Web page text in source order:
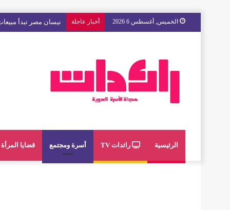
الخميس, أغسطس 6 2026 أخبار عاجلة مع « The Next Ad » ، إنوي يُسند حملته الإعلانية المقبلة إلى الشباب المغربي
الرئيسية رائدات TV أسرة ومجتمع قضايا المرأة